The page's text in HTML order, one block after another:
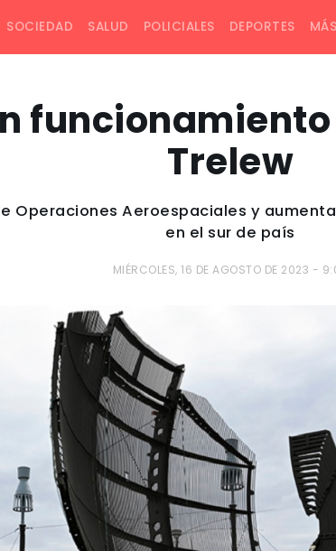
SOCIEDAD SALUD POLICIALES DEPORTES
Trelew
Operaciones Aeroespaciales y
en el sur de país
MIÉRCOLES, 16 DE AGOSTO DE 2023 -